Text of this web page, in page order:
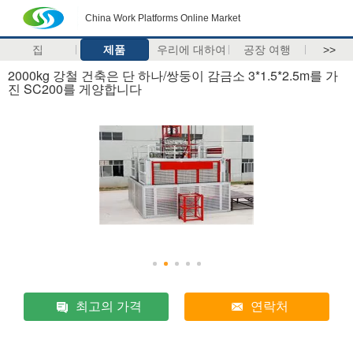
China Work Platforms Online Market
집 제품 우리에 대하여 공장 여행 >>
2000kg 강철 건축은 단 하나/쌍둥이 감금소 3*1.5*2.5m를 가
진 SC200를 게양합니다
최고의 가격 연락처